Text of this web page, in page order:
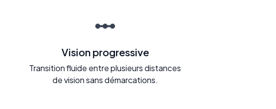
Vision progressive
Transition fluide entre plusieurs distances
de vision sans démarcations.